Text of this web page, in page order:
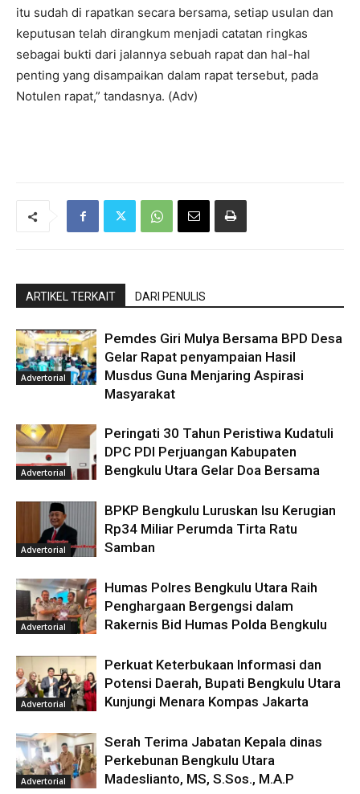
itu sudah di rapatkan secara bersama, setiap usulan dan
keputusan telah dirangkum menjadi catatan ringkas
sebagai bukti dari jalannya sebuah rapat dan hal-hal
penting yang disampaikan dalam rapat tersebut, pada
Notulen rapat,” tandasnya. (Adv)
ARTIKEL TERKAIT DARI PENULIS
Advertorial
Pemdes Giri Mulya Bersama BPD Desa
Gelar Rapat penyampaian Hasil
Musdus Guna Menjaring Aspirasi
Masyarakat
Advertorial
Peringati 30 Tahun Peristiwa Kudatuli
DPC PDI Perjuangan Kabupaten
Bengkulu Utara Gelar Doa Bersama
Advertorial
BPKP Bengkulu Luruskan Isu Kerugian
Rp34 Miliar Perumda Tirta Ratu
Samban
Advertorial
Humas Polres Bengkulu Utara Raih
Penghargaan Bergengsi dalam
Rakernis Bid Humas Polda Bengkulu
Advertorial
Perkuat Keterbukaan Informasi dan
Potensi Daerah, Bupati Bengkulu Utara
Kunjungi Menara Kompas Jakarta
Advertorial
Serah Terima Jabatan Kepala dinas
Perkebunan Bengkulu Utara
Madeslianto, MS, S.Sos., M.A.P